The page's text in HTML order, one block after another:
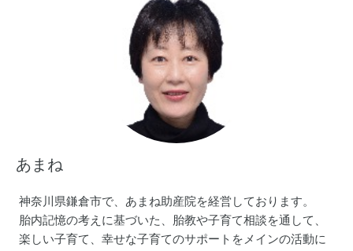
あまね
神奈川県鎌倉市で、あまね助産院を経営しております。
胎内記憶の考えに基づいた、胎教や子育て相談を通して、
楽しい子育て、幸せな子育てのサポートをメインの活動に